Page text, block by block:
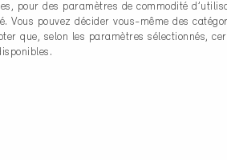
pour des paramètres de commodité
Vous pouvez décider vous-même des
que, selon les paramètres sélectionnés,